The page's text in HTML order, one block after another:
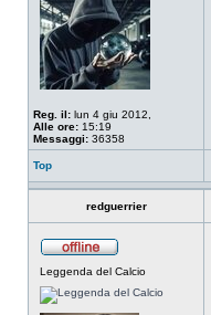
Reg. il: lun 4 giu 2012,
Alle ore: 15:19
Messaggi: 36358
Top
redguerrier
Leggenda del Calcio